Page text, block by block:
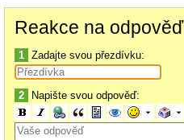
Reakce na odpověď
1 Zadajte svou přezdívku:
2 Napište svou odpověď: